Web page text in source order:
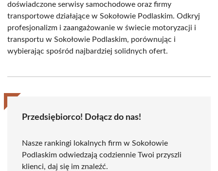
doświadczone serwisy samochodowe oraz firmy
transportowe działające w Sokołowie Podlaskim. Odkryj
profesjonalizm i zaangażowanie w świecie motoryzacji i
transportu w Sokołowie Podlaskim, porównując i
wybierając spośród najbardziej solidnych ofert.
Przedsiębiorco! Dołącz do nas!
Nasze rankingi lokalnych firm w Sokołowie
Podlaskim odwiedzają codziennie Twoi przyszli
klienci, daj się im znaleźć.